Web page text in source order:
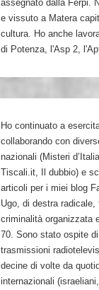
assegnato dalla Ferpi.
e vissuto a Matera
cultura. Ho anche
di Potenza, l'Asp 2,
Ho continuato a
collaborando con
nazionali (Misteri
Tiscali.it, Il dubbio) e
articoli per i miei blog
Ugo, di destra radicale,
criminalità organizzata
70. Sono stato ospite
trasmissioni
decine di volte da
internazionali